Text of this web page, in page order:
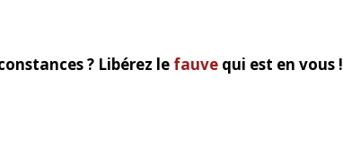
? Libérez le fauve qui est en vous !